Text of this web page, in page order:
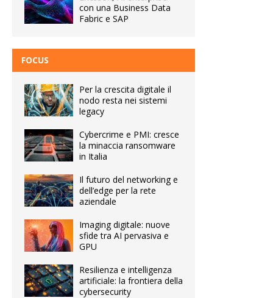
con una Business Data
Fabric e SAP
FOCUS
Per la crescita digitale il
nodo resta nei sistemi
legacy
Cybercrime e PMI: cresce
la minaccia ransomware
in Italia
Il futuro del networking e
dell’edge per la rete
aziendale
Imaging digitale: nuove
sfide tra AI pervasiva e
GPU
Resilienza e intelligenza
artificiale: la frontiera della
cybersecurity